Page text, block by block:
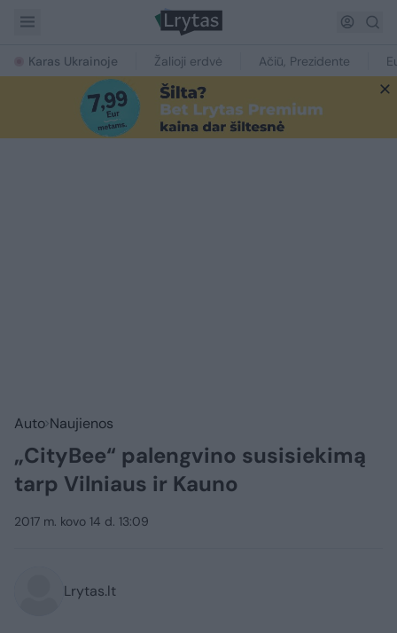
Karas Ukrainoje Žalioji erdvė Ačiū, Prezidente
Auto Naujienos
„CityBee“ palengvino susisiekimą
tarp Vilniaus ir Kauno
2017 m. kovo 14 d. 13:09
Lrytas.lt